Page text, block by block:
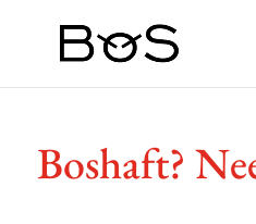
Boshaft?